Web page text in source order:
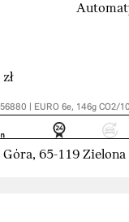
| EURO 6e, 146g CO2/
65-119 Zielona